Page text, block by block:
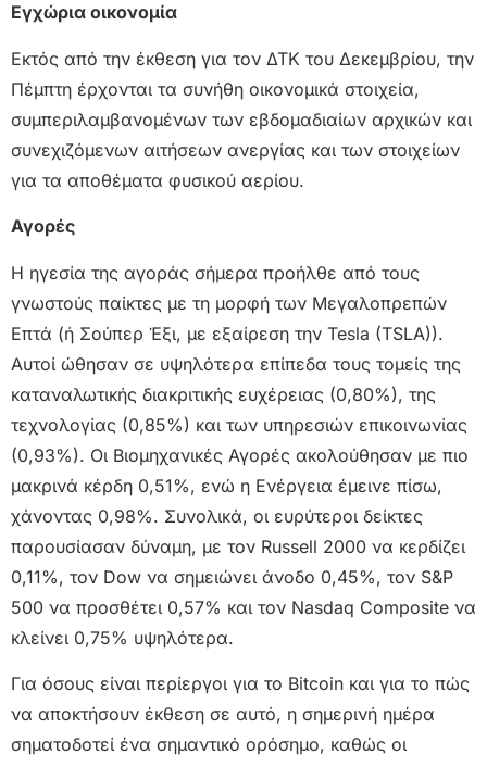
Εγχώρια οικονομία
Εκτός από την έκθεση για τον ΔΤΚ του Δεκεμβρίου, την
Πέμπτη έρχονται τα συνήθη οικονομικά στοιχεία,
συμπεριλαμβανομένων των εβδομαδιαίων αρχικών και
συνεχιζόμενων αιτήσεων ανεργίας και των στοιχείων
για τα αποθέματα φυσικού αερίου.
Αγορές
Η ηγεσία της αγοράς σήμερα προήλθε από τους
γνωστούς παίκτες με τη μορφή των Μεγαλοπρεπών
Επτά (ή Σούπερ Έξι, με εξαίρεση την Tesla (TSLA)).
Αυτοί ώθησαν σε υψηλότερα επίπεδα τους τομείς της
καταναλωτικής διακριτικής ευχέρειας (0,80%), της
τεχνολογίας (0,85%) και των υπηρεσιών επικοινωνίας
(0,93%). Οι Βιομηχανικές Αγορές ακολούθησαν με πιο
μακρινά κέρδη 0,51%, ενώ η Ενέργεια έμεινε πίσω,
χάνοντας 0,98%. Συνολικά, οι ευρύτεροι δείκτες
παρουσίασαν δύναμη, με τον Russell 2000 να κερδίζει
0,11%, τον Dow να σημειώνει άνοδο 0,45%, τον S&P
500 να προσθέτει 0,57% και τον Nasdaq Composite να
κλείνει 0,75% υψηλότερα.
Για όσους είναι περίεργοι για το Bitcoin και για το πώς
να αποκτήσουν έκθεση σε αυτό, η σημερινή ημέρα
σηματοδοτεί ένα σημαντικό ορόσημο, καθώς οι